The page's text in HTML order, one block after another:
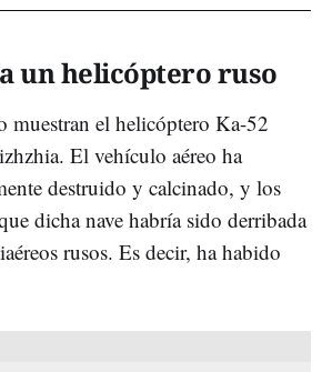
un helicóptero ruso
muestran el helicóptero Ka-52
El vehículo aéreo ha
destruido y calcinado, y los
dicha nave habría sido derribada
rusos. Es decir, ha habido